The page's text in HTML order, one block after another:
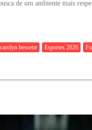
de um ambiente mais
carolyn bessette Esportes 2026